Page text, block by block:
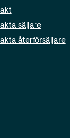
säljare
återförsäljare